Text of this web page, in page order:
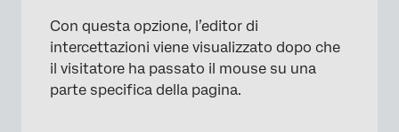
Con questa opzione, l’editor di
intercettazioni viene visualizzato dopo che
il visitatore ha passato il mouse su una
parte specifica della pagina.